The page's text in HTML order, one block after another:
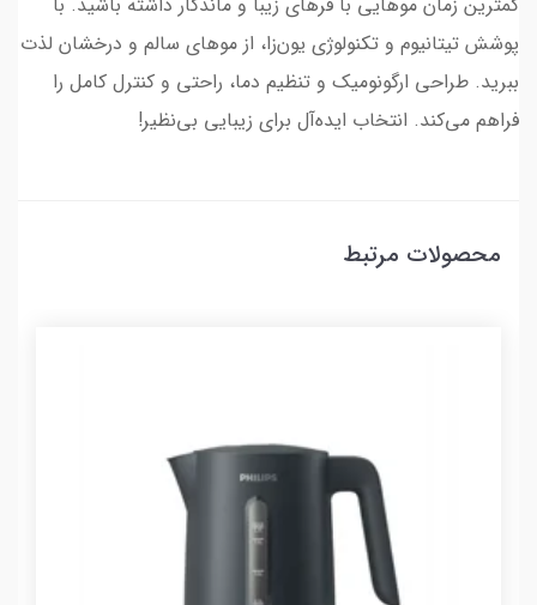
پوشش تیتانیوم و تکنولوژی یون‌زا، از موهای سالم و درخشان لذت
ببرید. طراحی ارگونومیک و تنظیم دما، راحتی و کنترل کامل را
فراهم می‌کند. انتخاب ایده‌آل برای زیبایی بی‌نظیر!
محصولات مرتبط